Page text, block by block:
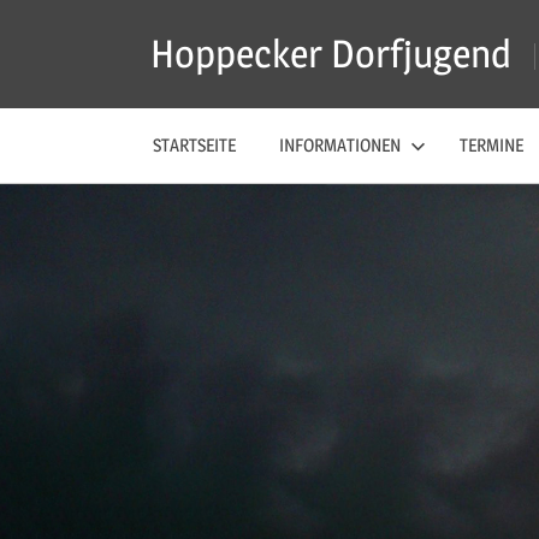
Hoppecker Dorfjugend
STARTSEITE INFORMATIONEN TERMINE